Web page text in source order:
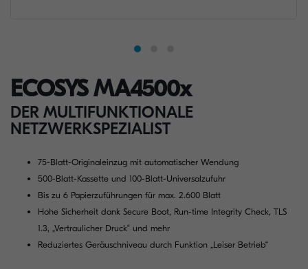
ECOSYS MA4500x
DER MULTIFUNKTIONALE
NETZWERKSPEZIALIST
75-Blatt-Originaleinzug mit automatischer Wendung
500-Blatt-Kassette und 100-Blatt-Universalzufuhr
Bis zu 6 Papierzuführungen für max. 2.600 Blatt
Hohe Sicherheit dank Secure Boot, Run-time Integrity Check, TLS
1.3, „Vertraulicher Druck“ und mehr
Reduziertes Geräuschniveau durch Funktion „Leiser Betrieb“